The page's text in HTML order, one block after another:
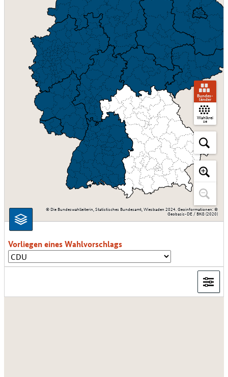
© Die Bundeswahlleiterin, Statistisches Bundesamt, Wiesbaden 2024. Geoinformationen: ©
Geobasis-DE / BKG (2020)
Bundes­
länder
Wahlkrei
se
Vorliegen eines Wahlvorschlags